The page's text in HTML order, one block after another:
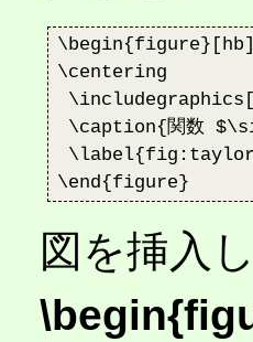
\begin{figure}[hb]
\centering
\caption{関数
図を挿入